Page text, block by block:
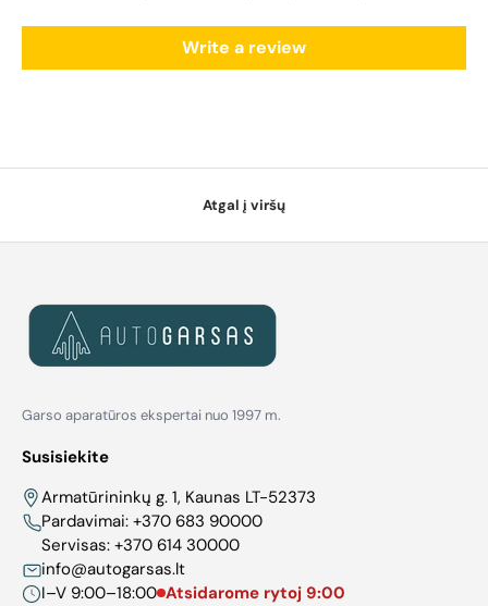
Write a review
Atgal į viršų
Garso aparatūros ekspertai nuo 1997 m.
Susisiekite
Armatūrininkų g. 1, Kaunas LT-52373
Pardavimai: +370 683 90000
Servisas: +370 614 30000
info@autogarsas.lt
I–V 9:00–18:00 Atsidarome rytoj 9:00